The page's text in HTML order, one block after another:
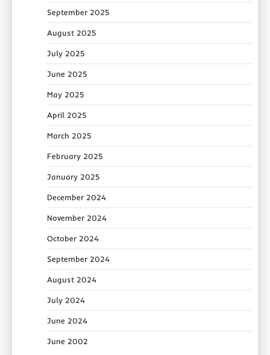
September 2025
August 2025
July 2025
June 2025
May 2025
April 2025
March 2025
February 2025
January 2025
December 2024
November 2024
October 2024
September 2024
August 2024
July 2024
June 2024
June 2002